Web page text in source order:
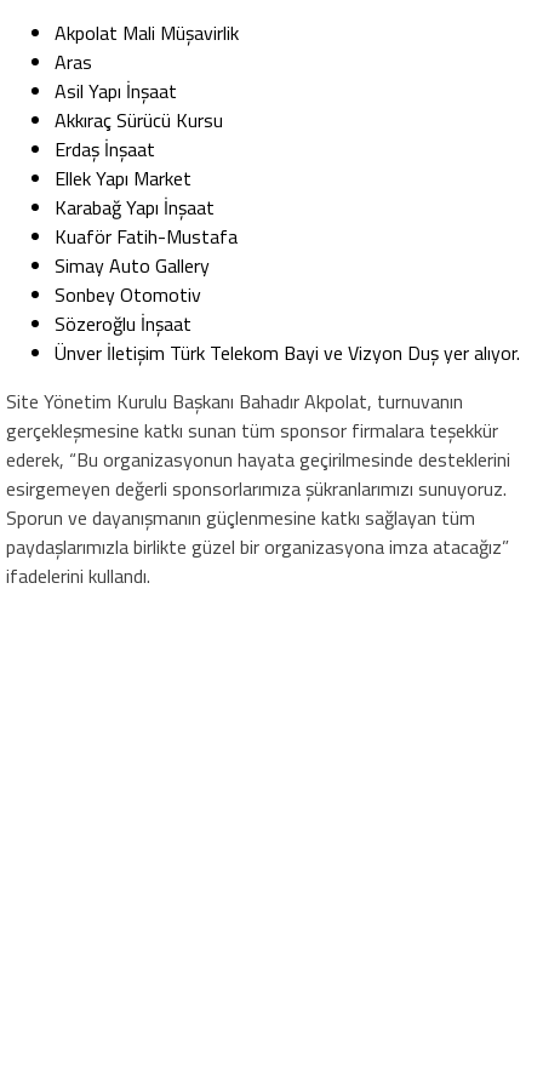
Akpolat Mali Müşavirlik
Aras
Asil Yapı İnşaat
Akkıraç Sürücü Kursu
Erdaş İnşaat
Ellek Yapı Market
Karabağ Yapı İnşaat
Kuaför Fatih-Mustafa
Simay Auto Gallery
Sonbey Otomotiv
Sözeroğlu İnşaat
Ünver İletişim Türk Telekom Bayi ve Vizyon Duş yer alıyor.
Site Yönetim Kurulu Başkanı Bahadır Akpolat, turnuvanın
gerçekleşmesine katkı sunan tüm sponsor firmalara teşekkür
ederek, “Bu organizasyonun hayata geçirilmesinde desteklerini
esirgemeyen değerli sponsorlarımıza şükranlarımızı sunuyoruz.
Sporun ve dayanışmanın güçlenmesine katkı sağlayan tüm
paydaşlarımızla birlikte güzel bir organizasyona imza atacağız”
ifadelerini kullandı.